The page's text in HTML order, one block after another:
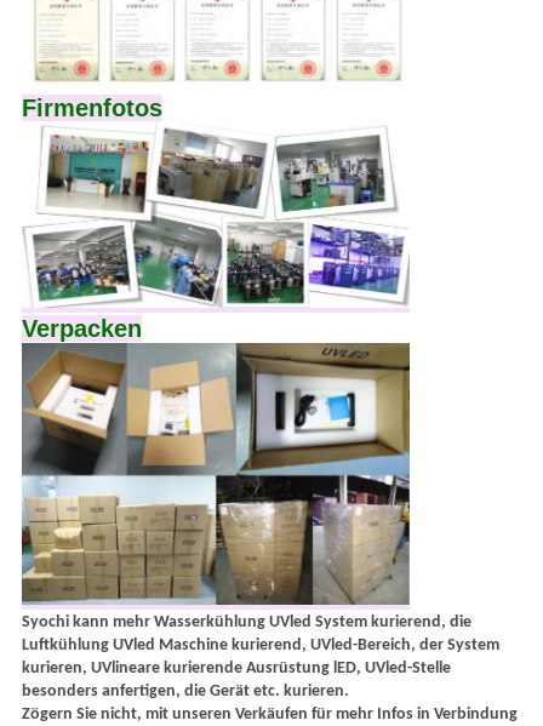
Firmenfotos
Verpacken
Syochi kann mehr Wasserkühlung UVled System kurierend, die
Luftkühlung UVled Maschine kurierend, UVled-Bereich, der System
kurieren, UVlineare kurierende Ausrüstung lED, UVled-Stelle
besonders anfertigen, die Gerät etc. kurieren.
Zögern Sie nicht, mit unseren Verkäufen für mehr Infos in Verbindung